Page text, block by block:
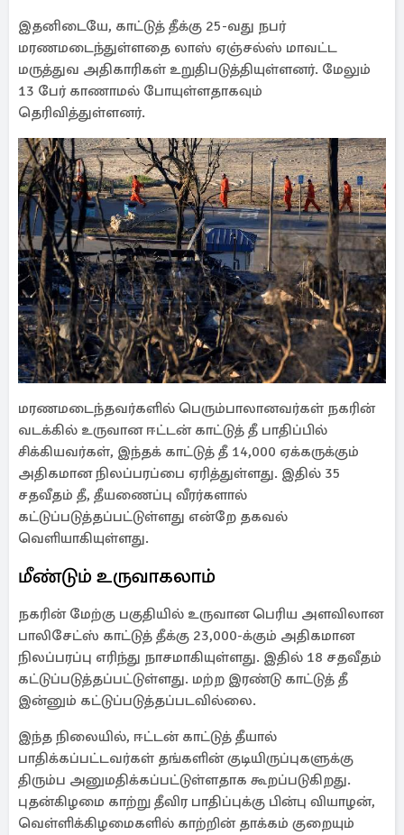
இதனிடையே, காட்டுத் தீக்கு 25-வது நபர்
மரணமடைந்துள்ளதை லாஸ் ஏஞ்சல்ஸ் மாவட்ட
மருத்துவ அதிகாரிகள் உறுதிபடுத்தியுள்ளனர். மேலும்
13 பேர் காணாமல் போயுள்ளதாகவும்
தெரிவித்துள்ளனர்.
மரணமடைந்தவர்களில் பெரும்பாலானவர்கள் நகரின்
வடக்கில் உருவான ஈட்டன் காட்டுத் தீ பாதிப்பில்
சிக்கியவர்கள், இந்தக் காட்டுத் தீ 14,000 ஏக்கருக்கும்
அதிகமான நிலப்பரப்பை ஏரித்துள்ளது. இதில் 35
சதவீதம் தீ, தீயணைப்பு வீரர்களால்
கட்டுப்படுத்தப்பட்டுள்ளது என்றே தகவல்
வெளியாகியுள்ளது.
மீண்டும் உருவாகலாம்
நகரின் மேற்கு பகுதியில் உருவான பெரிய அளவிலான
பாலிசேட்ஸ் காட்டுத் தீக்கு 23,000-க்கும் அதிகமான
நிலப்பரப்பு எரிந்து நாசமாகியுள்ளது. இதில் 18 சதவீதம்
கட்டுப்படுத்தப்பட்டுள்ளது. மற்ற இரண்டு காட்டுத் தீ
இன்னும் கட்டுப்படுத்தப்படவில்லை.
இந்த நிலையில், ஈட்டன் காட்டுத் தீயால்
பாதிக்கப்பட்டவர்கள் தங்களின் குடியிருப்புகளுக்கு
திரும்ப அனுமதிக்கப்பட்டுள்ளதாக கூறப்படுகிறது.
புதன்கிழமை காற்று தீவிர பாதிப்புக்கு பின்பு வியாழன்,
வெள்ளிக்கிழமைகளில் காற்றின் தாக்கம் குறையும்